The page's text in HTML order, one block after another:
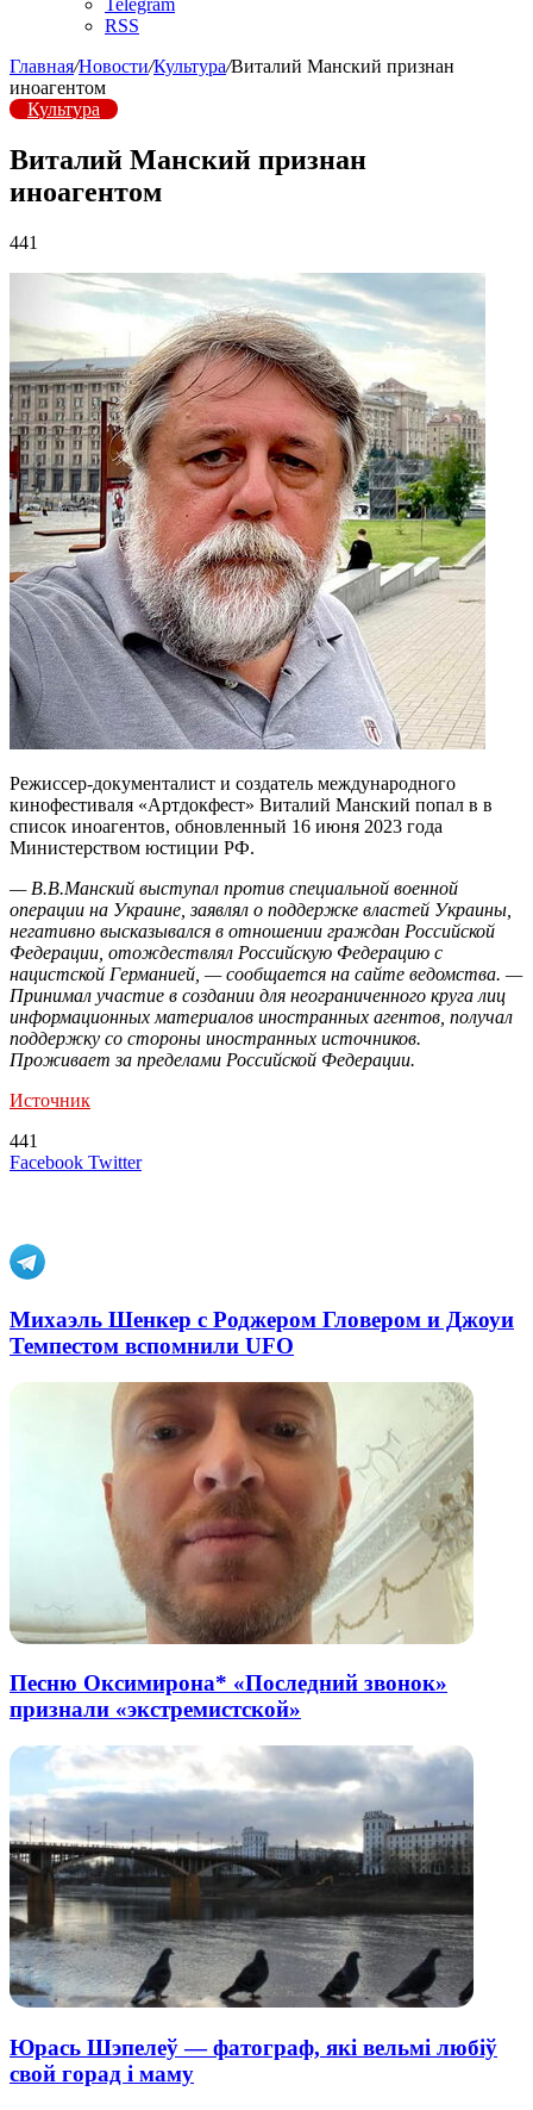
Telegram
RSS
Главная/Новости/Культура/Виталий Манский признан
иноагентом
Культура
Виталий Манский признан
иноагентом
441
Режиссер-документалист и создатель международного
кинофестиваля «Артдокфест» Виталий Манский попал в в
список иноагентов, обновленный 16 июня 2023 года
Министерством юстиции РФ.
— В.В.Манский выступал против специальной военной
операции на Украине, заявлял о поддержке властей Украины,
негативно высказывался в отношении граждан Российской
Федерации, отождествлял Российскую Федерацию с
нацистской Германией, — сообщается на сайте ведомства. —
Принимал участие в создании для неограниченного круга лиц
информационных материалов иностранных агентов, получал
поддержку со стороны иностранных источников.
Проживает за пределами Российской Федерации.
Источник
441
Facebook TwitterLinkedIn
Tumblr
Reddit
Вконтакте
Одноклассники
Skype
Messenger
Messenger
WhatsApp
Telegram
Viber
Line
Поделиться
Печатать
Михаэль Шенкер с Роджером Гловером и Джоуи
Темпестом вспомнили UFO
Песню Оксимирона* «Последний звонок»
признали «экстремистской»
Юрась Шэпелеў — фатограф, які вельмі любіў
свой горад і маму